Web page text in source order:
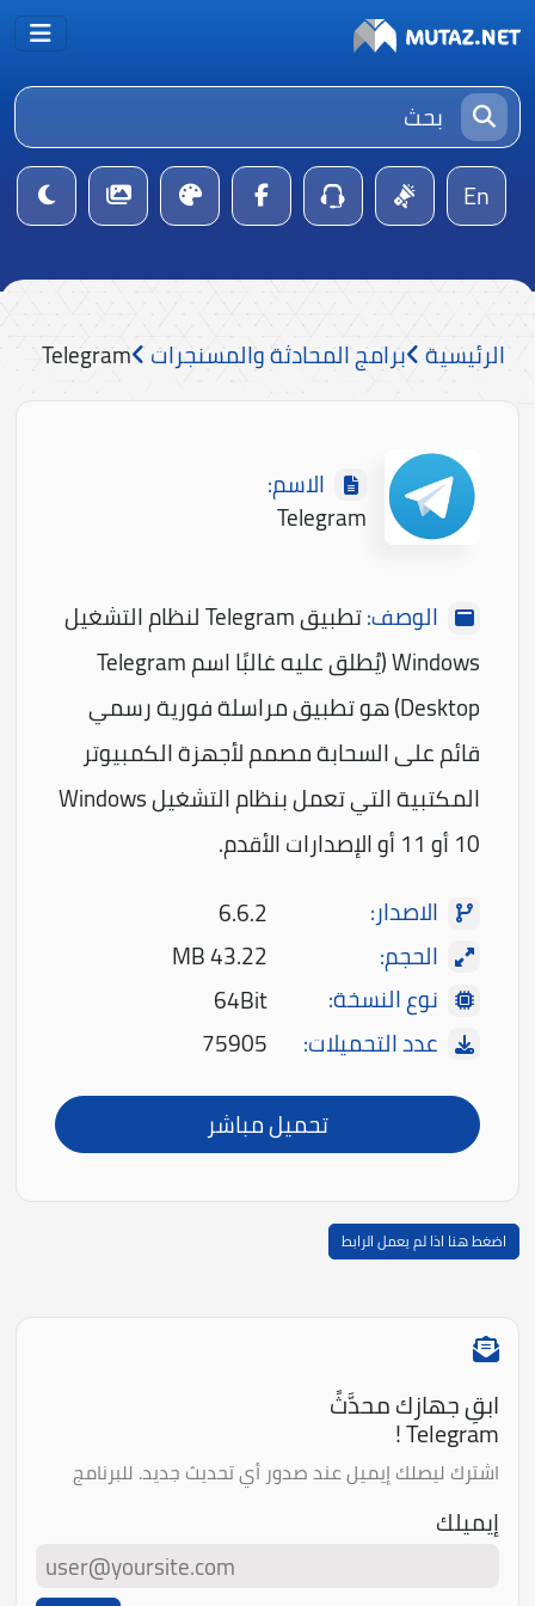
En
الرئيسية برامج المحادثة والمسنجرات Telegram
الاسم:
Telegram
الوصف:
تطبيق Telegram لنظام التشغيل
Windows (يُطلق عليه غالبًا اسم Telegram
Desktop) هو تطبيق مراسلة فورية رسمي
قائم على السحابة مصمم لأجهزة الكمبيوتر
المكتبية التي تعمل بنظام التشغيل Windows
10 أو 11 أو الإصدارات الأقدم.
الاصدار:
6.6.2
الحجم:
43.22 MB
نوع النسخة:
64Bit
عدد التحميلات:
75905
تحميل مباشر
اضغط هنا اذا لم يعمل الرابط
ابقِ جهازك محدَّثً
Telegram !
اشترك ليصلك إيميل عند صدور أي تحديث جديد. للبرنامج
إيميلك